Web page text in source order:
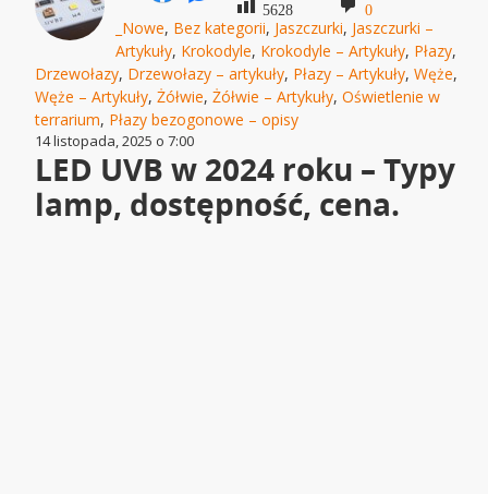
5628 0
_Nowe, Bez kategorii, Jaszczurki, Jaszczurki –
Artykuły, Krokodyle, Krokodyle – Artykuły, Płazy,
Drzewołazy, Drzewołazy – artykuły, Płazy – Artykuły,Węże,
Węże – Artykuły,Żółwie,Żółwie – Artykuły,Oświetlenie w
terrarium, Płazy bezogonowe – opisy
14 listopada, 2025 o 7:00
LED UVB w 2024 roku – Typy
lamp, dostępność, cena.